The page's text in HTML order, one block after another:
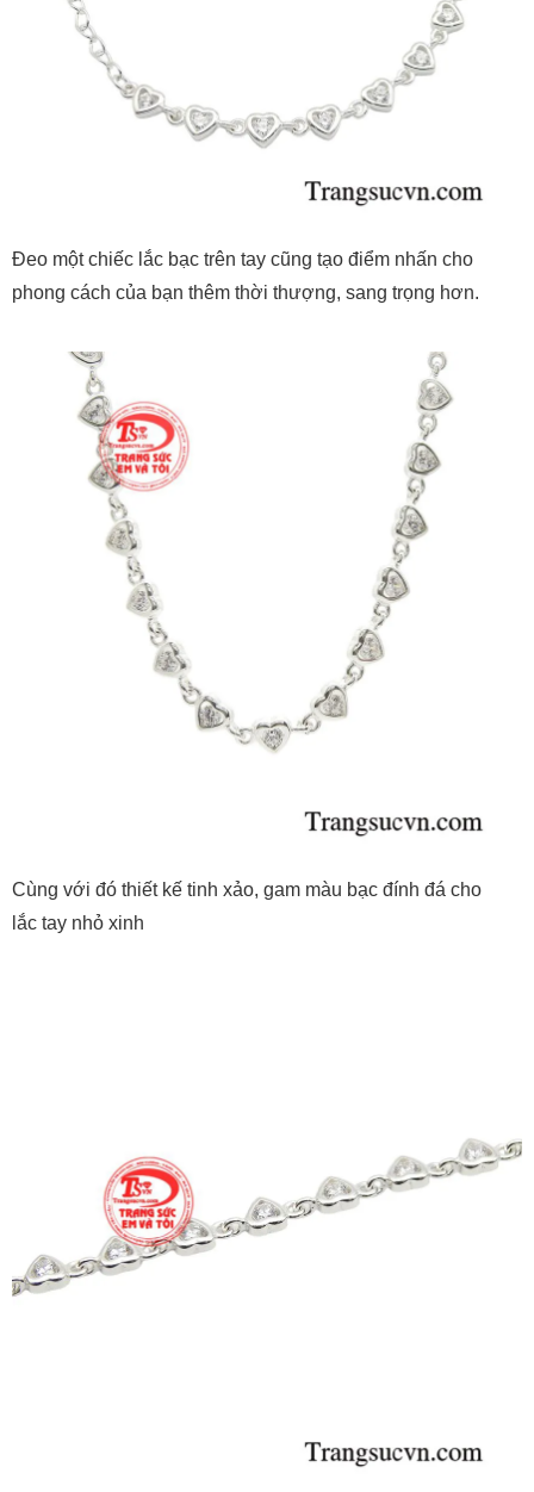
Đeo một chiếc lắc bạc trên tay cũng tạo điểm nhấn cho
phong cách của bạn thêm thời thượng, sang trọng hơn.
Cùng với đó thiết kế tinh xảo, gam màu bạc đính đá cho
lắc tay nhỏ xinh